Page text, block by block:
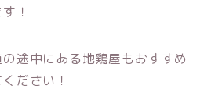
！
途中にある地鶏屋もおすすめ
ださい！